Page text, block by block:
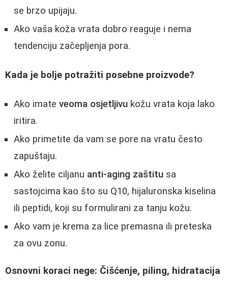
se brzo upijaju.
Ako vaša koža vrata dobro reaguje i nema
tendenciju začepljenja pora.
Kada je bolje potražiti posebne proizvode?
Ako imate veoma osjetljivu kožu vrata koja lako
iritira.
Ako primetite da vam se pore na vratu često
zapuštaju.
Ako želite ciljanu anti-aging zaštitu sa
sastojcima kao što su Q10, hijaluronska kiselina
ili peptidi, koji su formulirani za tanju kožu.
Ako vam je krema za lice premasna ili preteska
za ovu zonu.
Osnovni koraci nege: Čišćenje, piling, hidratacija